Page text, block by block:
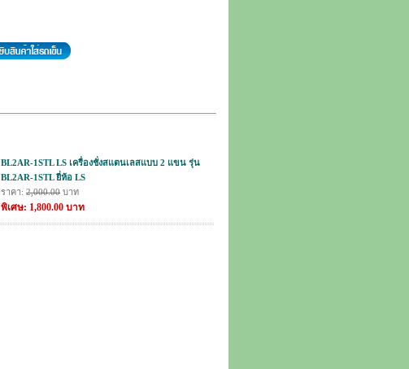
BL2AR-1STL LS เครื่องชั่งสแตนเลสแบบ 2 แขน รุ่น
BL2AR-1STL ยี่ห้อ LS
ราคา: 2,000.00 บาท
พิเศษ: 1,800.00 บาท